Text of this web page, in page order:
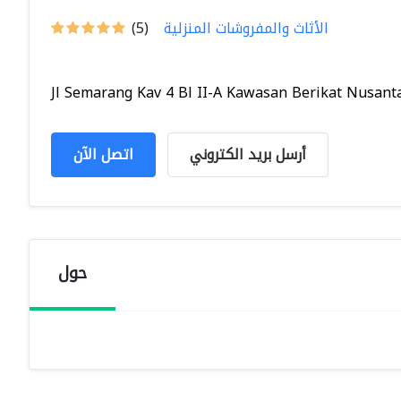
(5) الأثاث والمفروشات المنزلية
Jl Semarang Kav 4 Bl II-A Kawasan Berikat
اتصل الآن أرسل بريد الكتروني
حول